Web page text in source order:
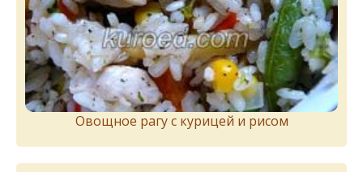
Овощное рагу с курицей и рисом